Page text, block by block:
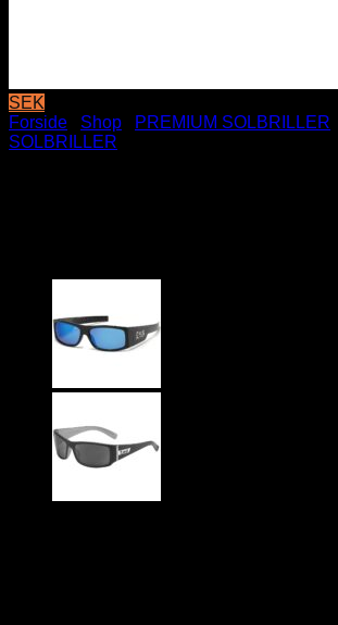
SEK
Forside
Shop PREMIUM SOLBRILLER
SOLBRILLER